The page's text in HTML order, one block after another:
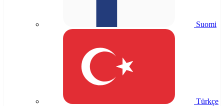
Suomi
Türkçe